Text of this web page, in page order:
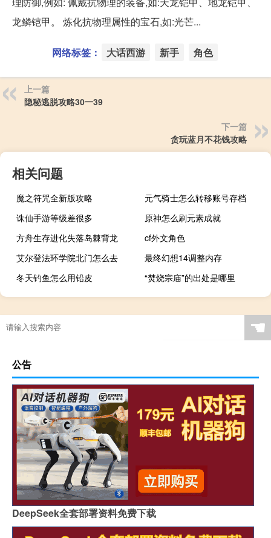
龙鳞铠甲。 炼化抗物理属性的宝石,如:光芒...
网络标签： 大话西游 新手 角色
上一篇
隐秘逃脱攻略30一39
下一篇
贪玩蓝月不花钱攻略
相关问题
魔之符咒全新版攻略
元气骑士怎么转移账号存档
诛仙手游等级差很多
原神怎么刷元素成就
方舟生存进化失落岛棘背龙
cf外文角色
艾尔登法环学院北门怎么去
最终幻想14调整内存
冬天钓鱼怎么用铅皮
“焚烧宗庙”的出处是哪里
☚
公告
DeepSeek全套部署资料免费下载